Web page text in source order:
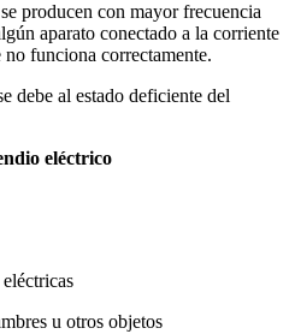
producen con mayor frecuencia
aparato conectado a la corriente
funciona correctamente.
debe al estado deficiente del
eléctrico
u otros objetos